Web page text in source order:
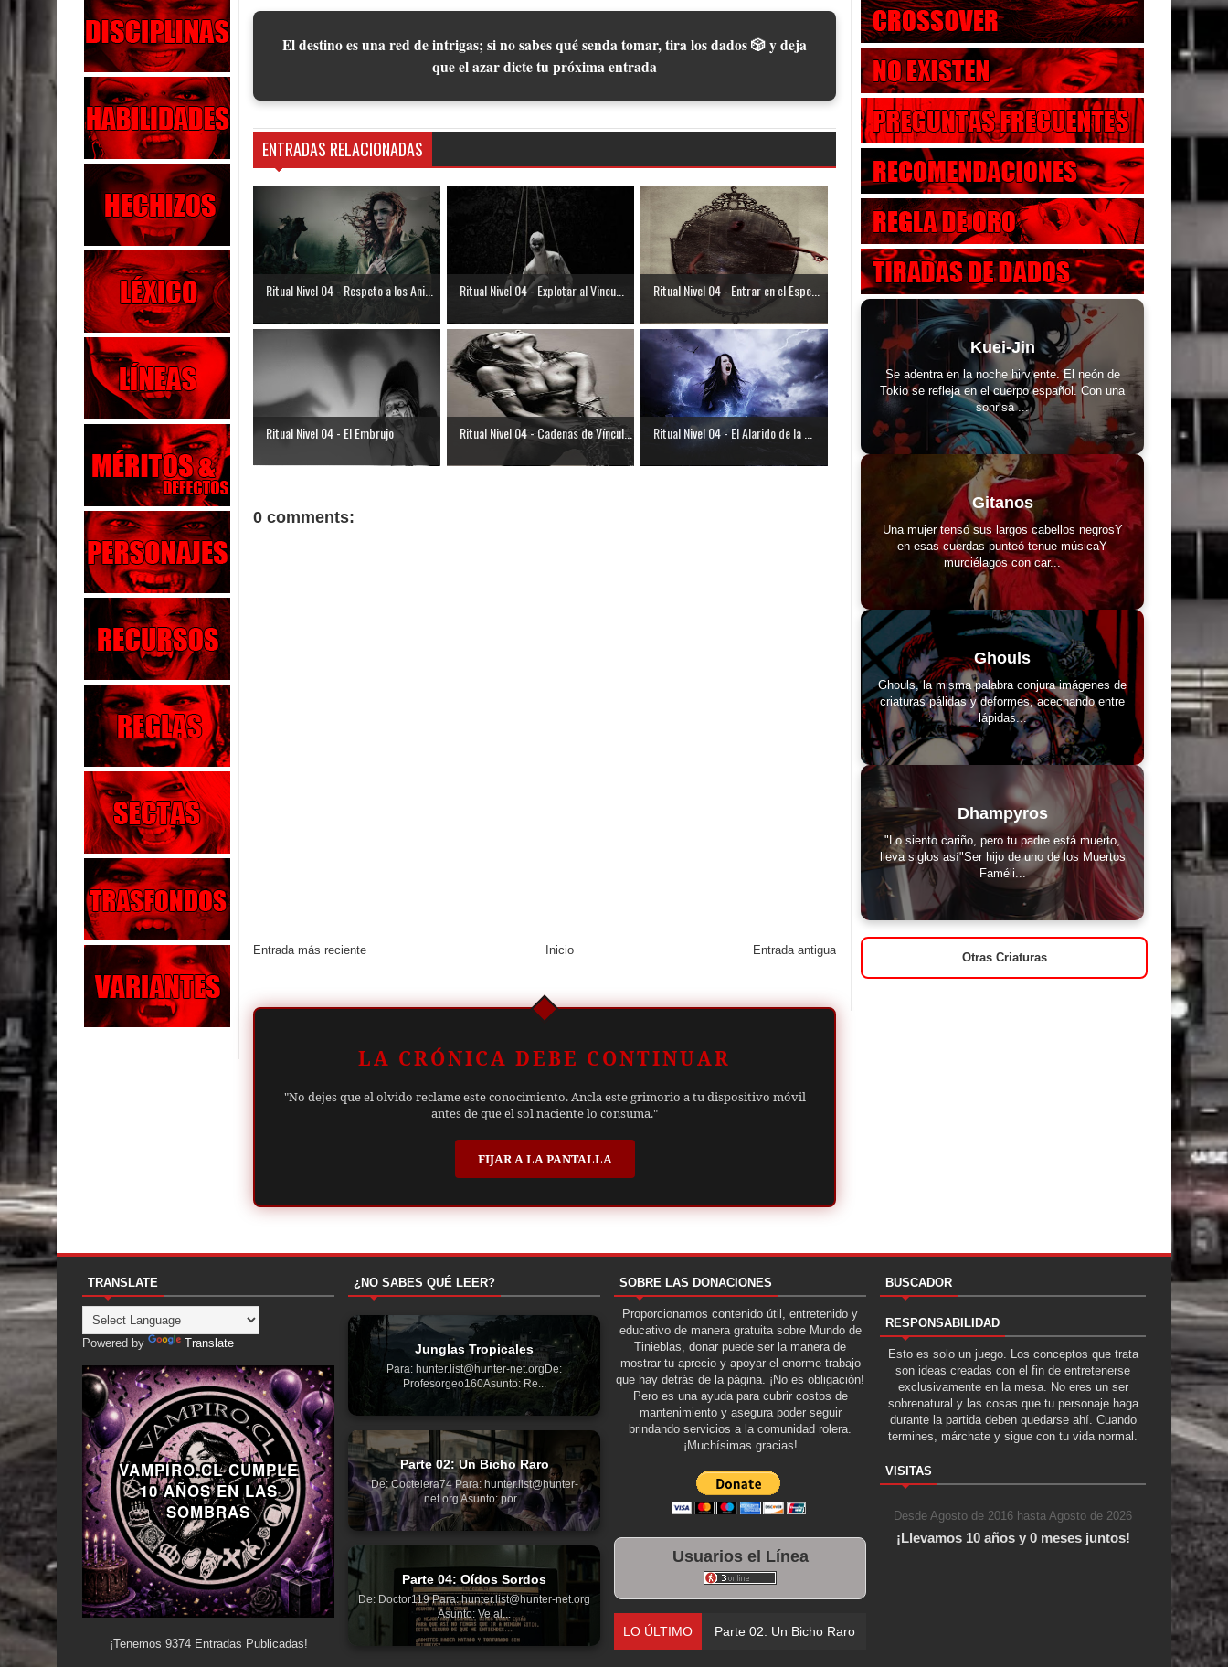
El destino es una red de intrigas; si no sabes qué senda tomar, tira los dados 🎲 y deja
que el azar dicte tu próxima entrada
ENTRADAS RELACIONADAS
Ritual Nivel 04 - Respeto a los Ani... Ritual Nivel 04 - Explotar al Vincu... Ritual Nivel 04 - Entrar en el Espe...
Ritual Nivel 04 - El Embrujo Ritual Nivel 04 - Cadenas de Víncul... Ritual Nivel 04 - El Alarido de la ...
0 comments:
Entrada más reciente Entrada antigua
Inicio
LA CRÓNICA DEBE CONTINUAR
"No dejes que el olvido reclame este conocimiento. Ancla este grimorio a tu dispositivo móvil
antes de que el sol naciente lo consuma."
FIJAR A LA PANTALLA
Kuei-Jin
Se adentra en la noche hirviente. El neón de
Tokio se refleja en el cuerpo español. Con una
sonrisa ...
Gitanos
Una mujer tensó sus largos cabellos negrosY
en esas cuerdas punteó tenue músicaY
murciélagos con car...
Ghouls
Ghouls, la misma palabra conjura imágenes de
criaturas pálidas y deformes, acechando entre
lápidas...
Dhampyros
"Lo siento cariño, pero tu padre está muerto,
lleva siglos así"Ser hijo de uno de los Muertos
Faméli...
Otras Criaturas
TRANSLATE
Powered by Translate
VAMPIRO.CL CUMPLE
10 AÑOS EN LAS
SOMBRAS
¡Tenemos 9374Entradas Publicadas!
¿NO SABES QUÉ LEER?
Junglas Tropicales
Para: hunter.list@hunter-net.orgDe:
Profesorgeo160Asunto: Re...
Parte 02: Un Bicho Raro
De: Coctelera74 Para: hunter.list@hunter-
net.org Asunto: por...
Parte 04: Oídos Sordos
De: Doctor119 Para: hunter.list@hunter-net.org
Asunto: Ve al...
SOBRE LAS DONACIONES
Proporcionamos contenido útil, entretenido y
educativo de manera gratuita sobre Mundo de
Tinieblas, donar puede ser la manera de
mostrar tu aprecio y apoyar el enorme trabajo
que hay detrás de la página. ¡No es obligación!
Pero es una ayuda para cubrir costos de
mantenimiento y asegura poder seguir
brindando servicios a la comunidad rolera.
¡Muchísimas gracias!
Usuarios el Línea
LO ÚLTIMO Parte 02: Un Bicho Raro
BUSCADOR
RESPONSABILIDAD
Esto es solo un juego. Los conceptos que trata
son ideas creadas con el fin de entretenerse
exclusivamente en la mesa. No eres un ser
sobrenatural y las cosas que tu personaje haga
durante la partida deben quedarse ahí. Cuando
termines, márchate y sigue con tu vida normal.
VISITAS
Desde Agosto de 2016 hasta Agosto de 2026
¡Llevamos 10 años y 0 meses juntos!